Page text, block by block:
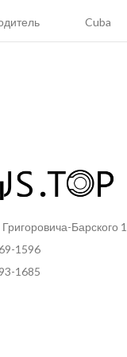
Cuba
Тонкие
15 грамм
Барского 1
1596
1685